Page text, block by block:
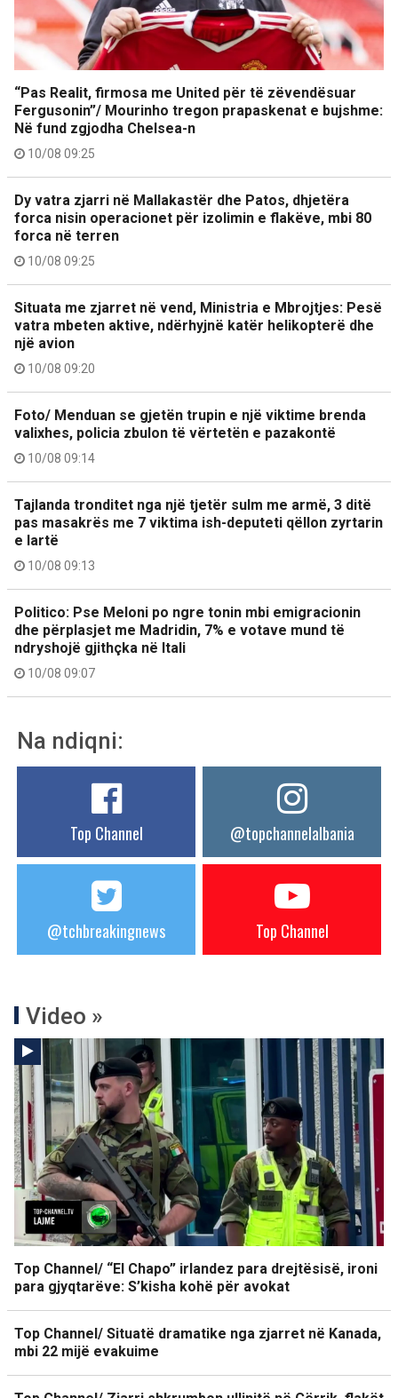
“Pas Realit, firmosa me United për të zëvendësuar
Fergusonin”/ Mourinho tregon prapaskenat e bujshme:
Në fund zgjodha Chelsea-n
10/08 09:25
Dy vatra zjarri në Mallakastër dhe Patos, dhjetëra
forca nisin operacionet për izolimin e flakëve, mbi 80
forca në terren
10/08 09:25
Situata me zjarret në vend, Ministria e Mbrojtjes: Pesë
vatra mbeten aktive, ndërhyjnë katër helikopterë dhe
një avion
10/08 09:20
Foto/ Menduan se gjetën trupin e një viktime brenda
valixhes, policia zbulon të vërtetën e pazakontë
10/08 09:14
Tajlanda tronditet nga një tjetër sulm me armë, 3 ditë
pas masakrës me 7 viktima ish-deputeti qëllon zyrtarin
e lartë
10/08 09:13
Politico: Pse Meloni po ngre tonin mbi emigracionin
dhe përplasjet me Madridin, 7% e votave mund të
ndryshojë gjithçka në Itali
10/08 09:07
Na ndiqni:
Top Channel @topchannelalbania
@tchbreakingnews Top Channel
Video »
Top Channel/ “El Chapo” irlandez para drejtësisë, ironi
para gjyqtarëve: S’kisha kohë për avokat
Top Channel/ Situatë dramatike nga zjarret në Kanada,
mbi 22 mijë evakuime